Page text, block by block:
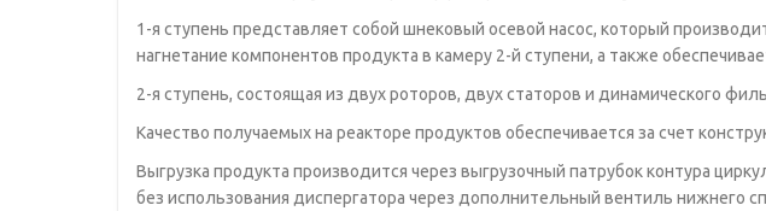
1-я ступень представляет собой шнековый осевой насос, который
нагнетание компонентов продукта в камеру 2-й ступени, а также
2-я ступень, состоящая из двух роторов, двух статоров и динамического
Качество получаемых на реакторе продуктов обеспечивается за счет
Выгрузка продукта производится через выгрузочный патрубок контура
без использования диспергатора через дополнительный вентиль нижнего